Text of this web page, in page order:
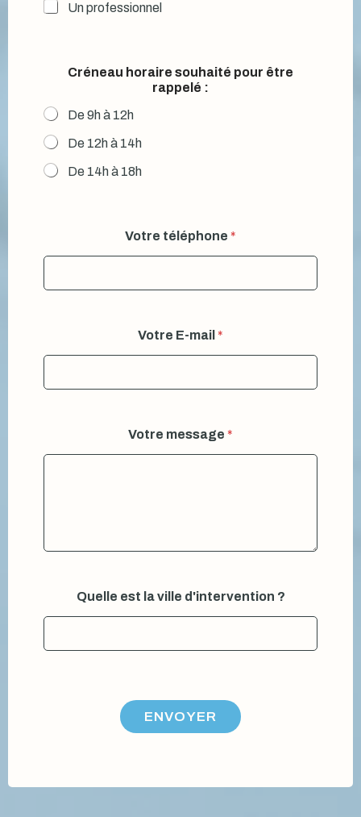
Un professionnel
Créneau horaire souhaité pour être
rappelé :
De 9h à 12h
De 12h à 14h
De 14h à 18h
Votre téléphone *
Votre E-mail *
Votre message *
Quelle est la ville d'intervention ?
ENVOYER